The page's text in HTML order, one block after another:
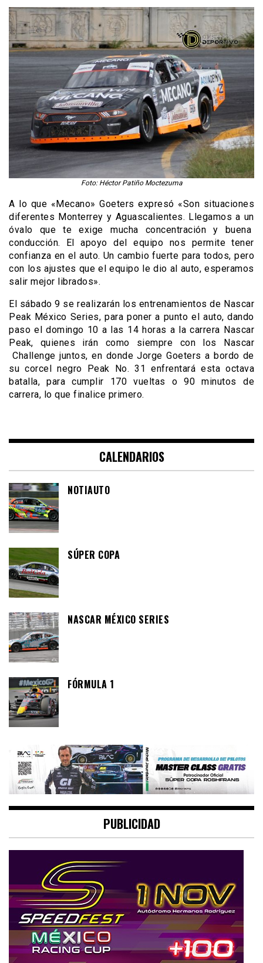
Foto: Héctor Patiño Moctezuma
A lo que «Mecano» Goeters expresó «Son situaciones
diferentes Monterrey y Aguascalientes. Llegamos a un
óvalo que te exige mucha concentración y buena
conducción. El apoyo del equipo nos permite tener
confianza en el auto. Un cambio fuerte para todos, pero
con los ajustes que el equipo le dio al auto, esperamos
salir mejor librados».
El sábado 9 se realizarán los entrenamientos de Nascar
Peak México Series, para poner a punto el auto, dando
paso el domingo 10 a las 14 horas a la carrera Nascar
Peak, quienes irán como siempre con los Nascar
Challenge juntos, en donde Jorge Goeters a bordo de
su corcel negro Peak No. 31 enfrentará esta octava
batalla, para cumplir 170 vueltas o 90 minutos de
carrera, lo que finalice primero.
CALENDARIOS
NOTIAUTO
SÚPER COPA
NASCAR MÉXICO SERIES
FÓRMULA 1
PUBLICIDAD